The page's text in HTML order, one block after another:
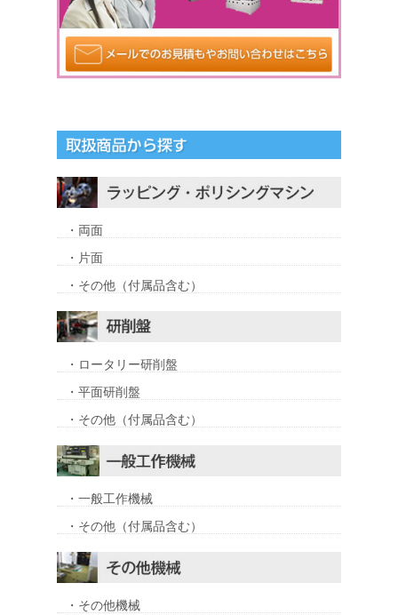
・両面
・片面
・その他（付属品含む）
・ロータリー研削盤
・平面研削盤
・その他（付属品含む）
・一般工作機械
・その他（付属品含む）
・その他機械